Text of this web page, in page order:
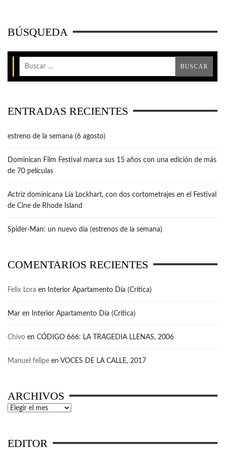
BÚSQUEDA
ENTRADAS RECIENTES
estreno de la semana (6 agosto)
Dominican Film Festival marca sus 15 años con una edición de más
de 70 películas
Actriz dominicana Lía Lockhart, con dos cortometrajes en el Festival
de Cine de Rhode Island
Spider-Man: un nuevo día (estrenos de la semana)
COMENTARIOS RECIENTES
Felix Lora en Interior Apartamento Día (Crítica)
Mar en Interior Apartamento Día (Crítica)
Chivo en CÓDIGO 666: LA TRAGEDIA LLENAS, 2006
Manuel felipe en VOCES DE LA CALLE, 2017
ARCHIVOS
Archivos
EDITOR